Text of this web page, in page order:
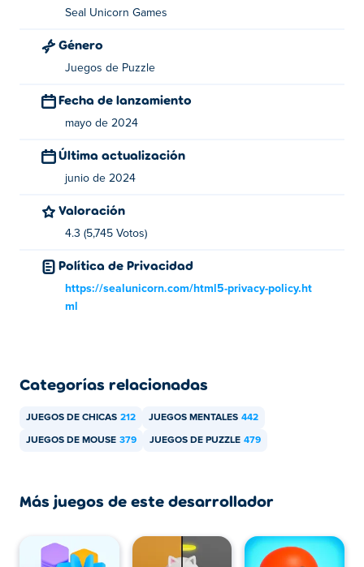
Fluffy Out fue creado por Seal Unicorn Games. Juega
Rusher Crusher
Puedes jugar Fluffy Out gratis en
¿Puedo jugar Fluffy Out en dispositivos
móviles y de escritorio?
Fluffy Out se puede jugar en tu computadora y
dispositivos móviles como teléfonos y tabletas.
Seal Unicorn Games
Género
Juegos de Puzzle
Fecha de lanzamiento
mayo de 2024
Última actualización
junio de 2024
Valoración
4.3 (5,745 Votos)
Política de Privacidad
https://sealunicorn.com/html5-privacy-policy.ht
ml
Categorías relacionadas
JUEGOS DE CHICAS 212 JUEGOS MENTALES 442
JUEGOS DE MOUSE 379 JUEGOS DE PUZZLE 479
Más juegos de este desarrollador